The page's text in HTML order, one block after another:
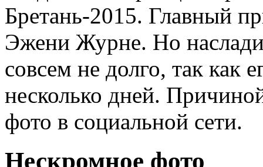
Бретань-2015. Главный
Эжени Журне. Но
совсем не долго, так как
несколько дней.
фото в социальной сети.
Нескромное фото